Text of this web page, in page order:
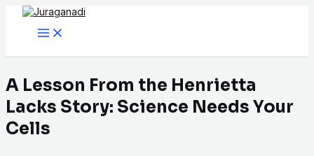
Skip
content
Menu
A Lesson From the Henrietta
Lacks Story: Science Needs Your
Cells